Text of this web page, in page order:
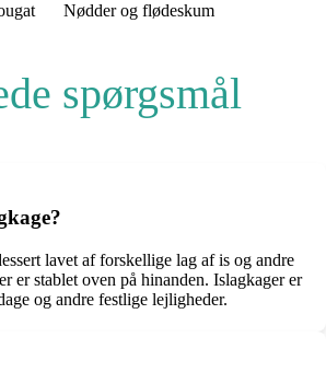
Nødder og flødeskum
spørgsmål
lavet af forskellige lag af is og andre
er stablet oven på hinanden. Islagkager er
og andre festlige lejligheder.